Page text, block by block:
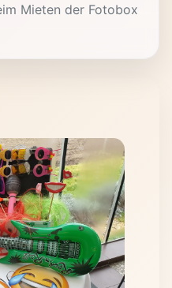
Mieten der Fotobox